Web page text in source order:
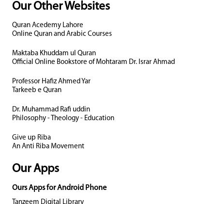
Our Other Websites
Quran Acedemy Lahore
Online Quran and Arabic Courses
Maktaba Khuddam ul Quran
Official Online Bookstore of Mohtaram Dr. Israr Ahmad
Professor Hafiz Ahmed Yar
Tarkeeb e Quran
Dr. Muhammad Rafi uddin
Philosophy - Theology - Education
Give up Riba
An Anti Riba Movement
Our Apps
Ours Apps for Android Phone
Tanzeem Digital Library